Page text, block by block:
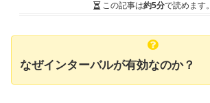
この記事は約5分で読めます。
なぜインターバルが有効なのか？